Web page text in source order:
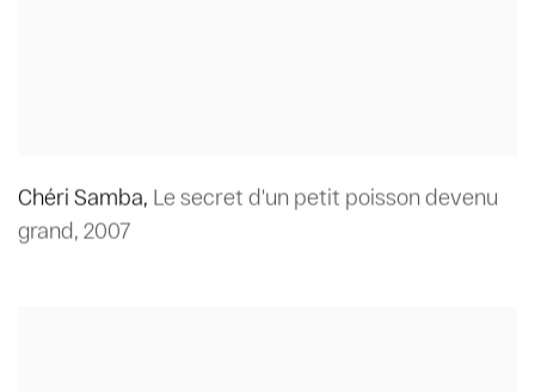
Chéri Samba, Le secret d'un petit poisson devenu
grand, 2007